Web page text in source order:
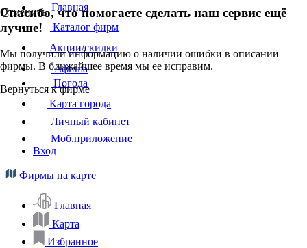
Отменить
Спасибо, что помогаете сделать наш сервис ещё
лучше!
Мы получили информацию о наличии ошибки в описании
фирмы. В ближайшее время мы ее исправим.
Вернуться к фирме
Главная
Каталог фирм
Акции/скидки
Афиша
Погода
Карта города
Личный кабинет
Моб.приложение
Вход
Фирмы на карте
Главная
Карта
Избранное